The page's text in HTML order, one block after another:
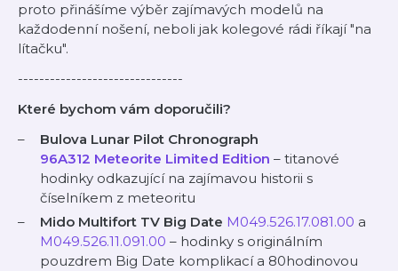
proto přinášíme výběr zajímavých modelů na
každodenní nošení, neboli jak kolegové rádi říkají "na
lítačku".
-------------------------------
Které bychom vám doporučili?
Bulova Lunar Pilot Chronograph
96A312 Meteorite Limited Edition – titanové
hodinky odkazující na zajímavou historii s
číselníkem z meteoritu
Mido Multifort TV Big Date ⁠M049.526.17.081.00⁠ a
⁠M049.526.11.091.00⁠ – hodinky s originálním
pouzdrem Big Date komplikací a 80hodinovou